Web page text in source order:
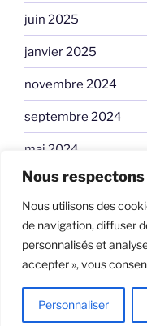
Nous
Nous utilisons des
de navigation, diffuser
personnalisés et
accepter », vous
Personnaliser
juin 2025
janvier 2025
novembre 2024
septembre 2024
mai 2024
avril 2024
janvier 2024
Fièrement propulsé